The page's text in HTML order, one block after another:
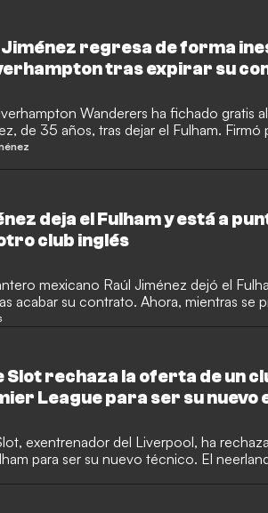
con el Coventry.
Jiménez regresa de forma
tras expirar su
Wanderers ha fichado gratis
de 35 años, tras dejar el Fulham. Firmó
Trippier para intentar devolver al
deja el Fulham y está a
club inglés
mexicano Raúl Jiménez dejó el
acabar su contrato. Ahora, mientras se
negocia su fichaje inmediato por otro
Slot rechaza la oferta de un
League para ser su
exentrenador del Liverpool, ha
para ser su nuevo técnico. El
la semana pasada, se convirtió en uno